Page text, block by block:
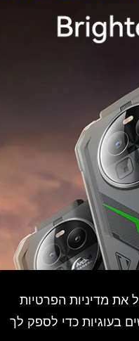
מדיניות הפרטיות
בעוגיות כדי לספק לך